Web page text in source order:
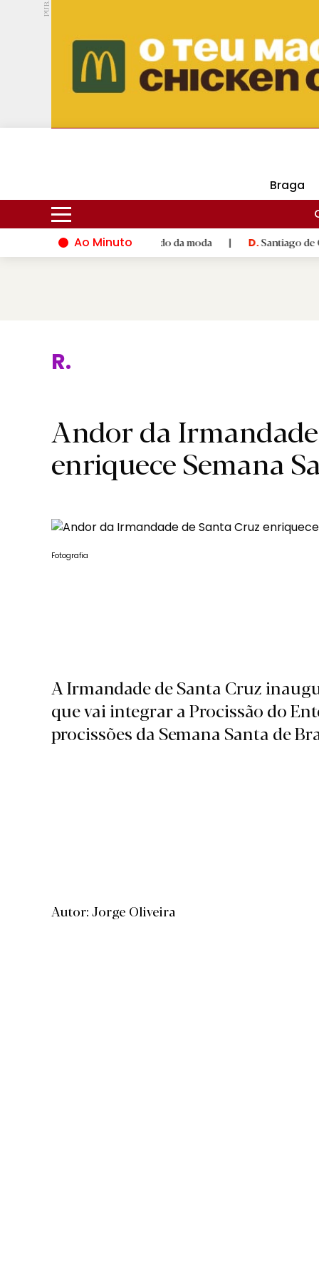
PUB.
Hoje 16ºC 29ºC DMtv
Braga
Ao Minuto
e à inovação do mundo da moda | D.Santiago de
Rel
Andor da
enriquece Semana
Fotografia
A Irmandade de Santa Cruz
que vai integrar a Procissão do
procissões da Semana Santa de
Autor: Jorge Oliveira